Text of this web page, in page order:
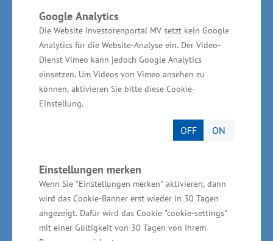
Google Analytics
Die Website Investorenportal MV setzt kein Google
Analytics für die Website-Analyse ein. Der Video-
Dienst Vimeo kann jedoch Google Analytics
einsetzen. Um Videos von Vimeo ansehen zu
können, aktivieren Sie bitte diese Cookie-
Einstellung.
OFF ON
Einstellungen merken
Wenn Sie "Einstellungen merken" aktivieren, dann
wird das Cookie-Banner erst wieder in 30 Tagen
angezeigt. Dafür wird das Cookie "cookie-settings"
mit einer Gültigkeit von 30 Tagen von Ihrem
Im Rahmen einer europaweiten Ausschreibung
konnten sich die Firmen Solaris Deutschland
GmbH in Berlin für die 52 Busse und die
H2APEX aus Rostock-Laage für die beiden
Tankstellen in Güstrow und Bad Doberan
durchsetzen. Solaris ist europaweit Marktführer
bei Bussen mit Wasserstoffantrieb und hat
„Die Solaris-Busse Urbino 12/18 hydrogen sind
mit einer hochmodernen Brennstoffzelle
ausgestattet, die als eine Art Mini-Wasserstoff-